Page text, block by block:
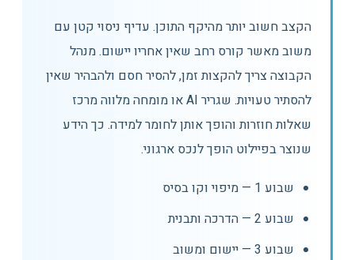
הקצב חשוב יותר מהיקף התוכן. עדיף ניסוי קטן עם
משוב מאשר קורס רחב שאין אחריו יישום. מנהל
הקבוצה צריך להקצות זמן, להסיר חסם ולהבהיר שאין
להסתיר טעויות. שגריר AI או מומחה מלווה מרכז
שאלות חוזרות והופך אותן לחומר למידה. כך הידע
שנוצר בפיילוט הופך לנכס ארגוני.
שבוע 1 — מיפוי וקו בסיס
שבוע 2 — הדרכה ותבנית
שבוע 3 — יישום ומשוב